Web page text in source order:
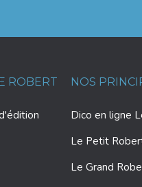
ROBERT NOS
Dico en ligne
Le Petit
Le Grand